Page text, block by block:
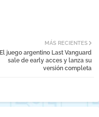
MÁS RECIENTES
El juego argentino Last Vanguard
sale de early acces y lanza su
versión completa